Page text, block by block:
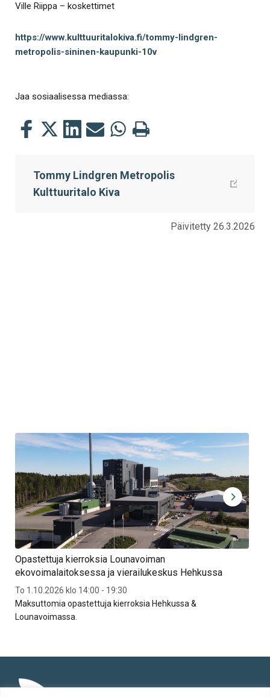
Ville Riippa – koskettimet
https://www.kulttuuritalokiva.fi/tommy-lindgren-
metropolis-sininen-kaupunki-10v
Jaa sosiaalisessa mediassa:
Jaa
Jaa
Jaa Jaa Jaa Tulosta
Tommy Lindgren Metropolis
Kulttuuritalo Kiva
Päivitetty 26.3.2026
Opastettuja kierroksia Lounavoiman
ekovoimalaitoksessa ja vierailukeskus Hehkussa
To 1.10.2026 klo 14:00 - 19:30
Maksuttomia opastettuja kierroksia Hehkussa &
Lounavoimassa.